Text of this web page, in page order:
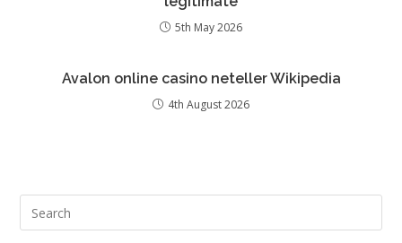
5th May 2026
Avalon online casino neteller Wikipedia
4th August 2026